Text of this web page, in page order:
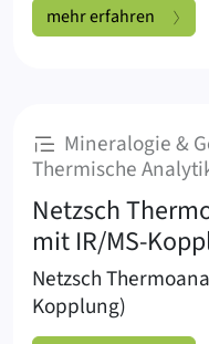
Xpert Pro:
mehr erfahren
Mineralogie &
Thermische
Netzsch
mit IR/MS-
Netzsch
Kopplung)